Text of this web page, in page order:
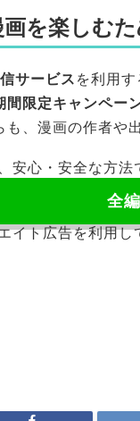
を楽しむ
サービス を利用す
間限定キャンペー
も、漫画の作者や
安心・安全な方法
全
イト広告を利用し